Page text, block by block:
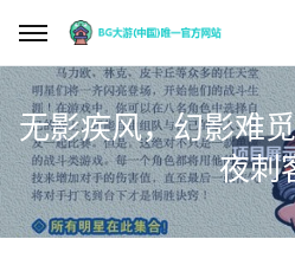
无影疾风，幻影难
夜刺